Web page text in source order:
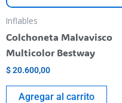
Inflables
Colchoneta Malvavisco
Multicolor Bestway
$20.600,00
Agregar al carrito